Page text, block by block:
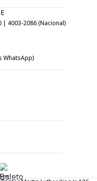
| 4003-2086 (Nacional)
WhatsApp)